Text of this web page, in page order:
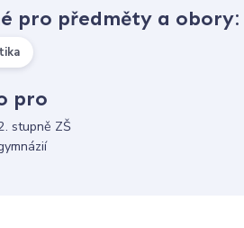
pro předměty a obory:
pro
stupně ZŠ